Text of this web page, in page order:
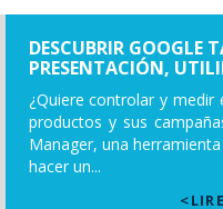
DESCUBRIR GOOGLE
PRESENTACIÓN,
¿Quiere controlar y
productos y sus
Manager, una
hacer un...